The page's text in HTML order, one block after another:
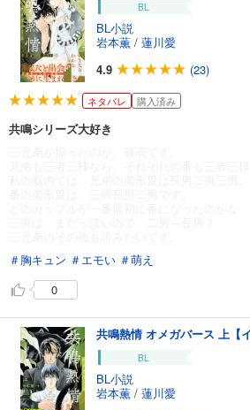
BL
BL小説
岩本薫 / 蓮川愛
4.9
(23)
ネタバレ 購入済み
共鳴シリーズ大好き
＃胸キュン ＃エモい ＃萌え
0
共鳴熱情 オメガバース 上【
BL
BL小説
岩本薫 / 蓮川愛